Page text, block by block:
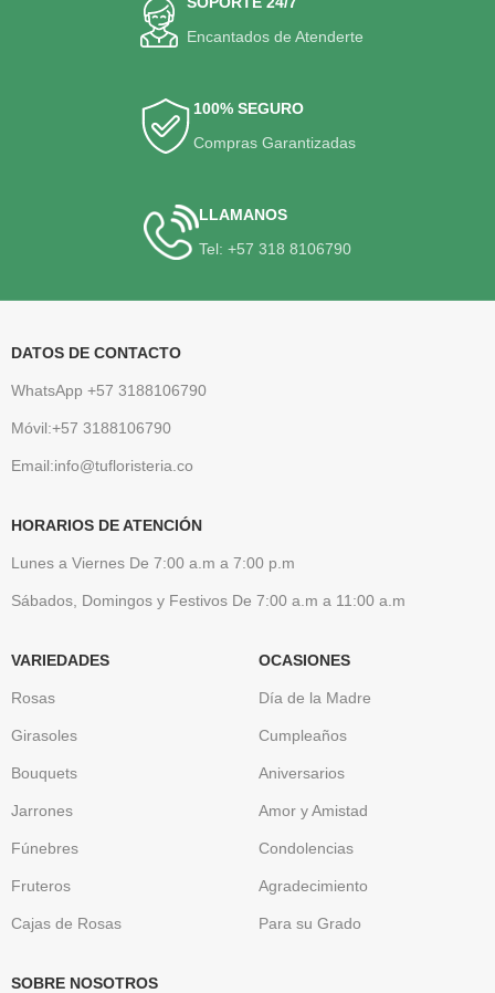
Encantados de Atenderte
100% SEGURO
Compras Garantizadas
LLAMANOS
Tel: +57 318 8106790
DATOS DE CONTACTO
WhatsApp +57 3188106790
Móvil:+57 3188106790
Email:info@tufloristeria.co
HORARIOS DE ATENCIÓN
Lunes a Viernes De 7:00 a.m a 7:00 p.m
Sábados, Domingos y Festivos De 7:00 a.m a 11:00 a.m
VARIEDADES
Rosas
Girasoles
Bouquets
Jarrones
Fúnebres
Fruteros
Cajas de Rosas
OCASIONES
Día de la Madre
Cumpleaños
Aniversarios
Amor y Amistad
Condolencias
Agradecimiento
Para su Grado
SOBRE NOSOTROS